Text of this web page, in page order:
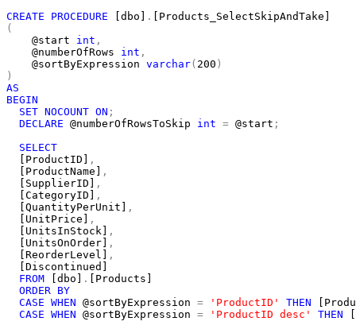
CREATE PROCEDURE [dbo] .
(
@start int ,
@numberOfRows int ,
@sortByExpression varchar( 200 )
)
AS
BEGIN
SET NOCOUNT ON ;
DECLARE @numberOfRowsToSkip int = @start ;
SELECT
[ProductID]
,
[ProductName]
,
[SupplierID]
,
[CategoryID]
,
[QuantityPerUnit]
,
[UnitPrice]
,
[UnitsInStock]
,
[UnitsOnOrder]
,
[ReorderLevel]
,
[Discontinued]
FROM [dbo] .
[Products]
ORDER BY
CASE WHEN @sortByExpression = 'ProductID' THEN
CASE WHEN @sortByExpression = 'ProductID desc' THEN